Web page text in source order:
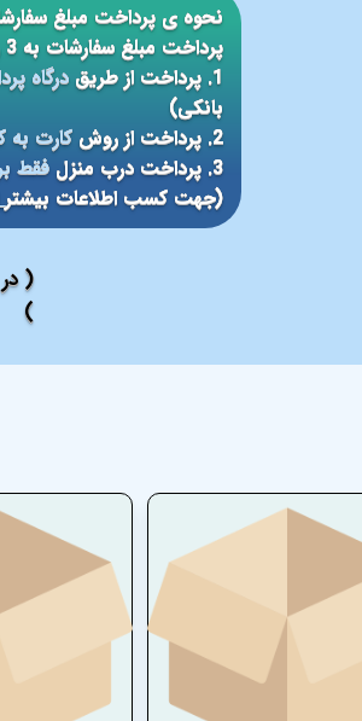
(
)
نحوه ی پرداخت مبلغ
پرداخت مبلغ سفارشات به 3 روش امکان پذیر است
1. پرداخت از طریق
درگاه
بانکی)
2. پرداخت از روش
کارت به
3. پرداخت درب منزل
فقط
(جهت کسب اطلاعات بیشتر